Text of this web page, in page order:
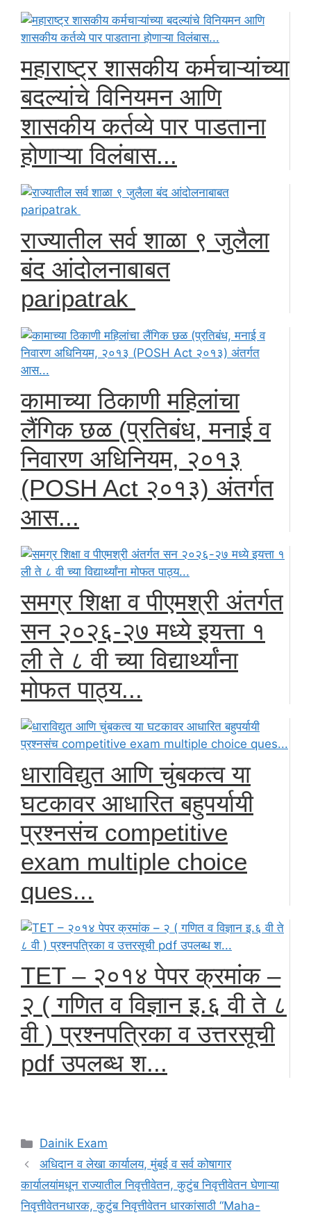
महाराष्ट्र शासकीय कर्मचाऱ्यांच्या
बदल्यांचे विनियमन आणि
शासकीय कर्तव्ये पार पाडताना
होणाऱ्या विलंबास...
राज्यातील सर्व शाळा ९ जुलैला
बंद आंदोलनाबाबत
paripatrak
कामाच्या ठिकाणी महिलांचा
लैंगिक छळ (प्रतिबंध, मनाई व
निवारण अधिनियम, २०१३
(POSH Act २०१३) अंतर्गत
आस...
समग्र शिक्षा व पीएमश्री अंतर्गत
सन २०२६-२७ मध्ये इयत्ता १
ली ते ८ वी च्या विद्यार्थ्यांना
मोफत पाठ्य...
धाराविद्युत आणि चुंबकत्व या
घटकावर आधारित बहुपर्यायी
प्रश्नसंच competitive
exam multiple choice
ques...
TET – २०१४ पेपर क्रमांक –
२ ( गणित व विज्ञान इ.६ वी ते ८
वी ) प्रश्नपत्रिका व उत्तरसूची
pdf उपलब्ध श...
Categories
Dainik Exam
अधिदान व लेखा कार्यालय, मुंबई व सर्व कोषागार
कार्यालयांमधून राज्यातील निवृत्तीवेतन, कुटुंब निवृत्तीवेतन घेणाऱ्या
निवृत्तीवेतनधारक, कुटुंब निवृत्तीवेतन धारकांसाठी “Maha-